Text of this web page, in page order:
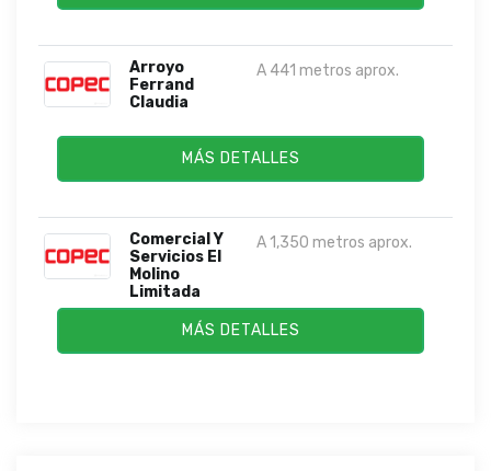
Arroyo
Ferrand
Claudia
A 441 metros aprox.
MÁS DETALLES
Comercial Y
Servicios El
Molino
Limitada
A 1,350 metros aprox.
MÁS DETALLES